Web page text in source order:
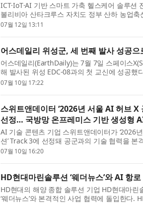
ICT·IoT·AI 기반 스마트 가축 헬스케어 솔루션
볼리비아 산타크루스 자치도 정부 산하 농업축
프로의 스마트 동물 식별·이력추적 기술을 도(
07월 12일 13:11
어스데일리 위성군, 세 번째 발사 성공
어스데일리(EarthDaily)는 7월 7일 스페이스
해 발사된 위성 EDC-08과의 첫 교신에 성공했
데일리 위성군(EarthDaily Constellation)의 세
07월 10일 17:22
스위트앤데이터 ‘2026년 서울 AI 허브
선정… 국방망 온프레미스 기반 생성형
AI 기술 콘텐츠 기업 스위트앤데이터가 ‘2026
션’ Track 3에 선정돼 공군과의 기술 협력을
온프레미스 환경을 기반으로 생성형 AI 보조교
07월 10일 16:20
HD현대마린솔루션 ‘웨더뉴스’와 AI 항
HD현대의 해양 종합 솔루션 기업 HD현대마
‘웨더뉴스’와 본격적인 사업 협력에 돌입한다.